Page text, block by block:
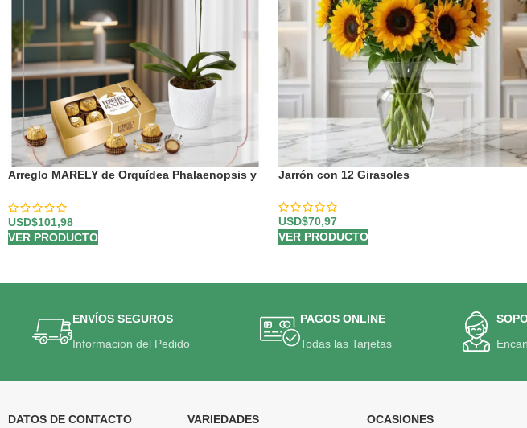
Arreglo MARELY de Orquídea Phalaenopsis y
USD$101,98
VER PRODUCTO
Jarrón con 12 Girasoles
USD$70,97
VER PRODUCTO
ENVÍOS SEGUROS
Informacion del Pedido
PAGOS ONLINE
Todas las Tarjetas
DATOS DE CONTACTO VARIEDADES OCASIONES